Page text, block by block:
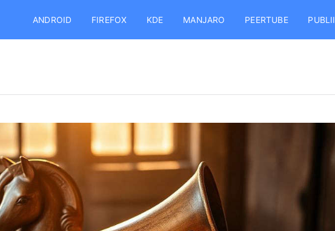
ANDROID FIREFOX KDE MANJARO PEERTUBE PUBLII